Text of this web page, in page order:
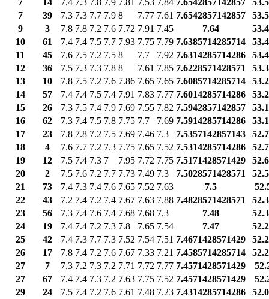
7
39 7.3 7.3 7.7 7.9 8 7.77 7.61 7.6542857142857
9
3 7.8 7.8 7.2 7.6 7.72 7.91 7.45 7.64
10
61 7.4 7.4 7.5 7.7 7.93 7.75 7.79 7.6385714285714
11
45 7.6 7.5 7.2 7.5 8 7.7 7.92 7.6314285714286
12
36 7.5 7.3 7.3 7.8 8 7.61 7.85 7.6228571428571
13
10 7.8 7.5 7.2 7.6 7.86 7.65 7.65 7.6085714285714
14
57 7.4 7.4 7.5 7.4 7.91 7.83 7.77 7.6014285714286
15
26 7.3 7.5 7.4 7.9 7.69 7.55 7.82 7.5942857142857
16
62 7.3 7.4 7.5 7.8 7.75 7.7 7.69 7.5914285714286
17
23 7.8 7.8 7.2 7.5 7.69 7.46 7.3 7.5357142857143
18
4 7.6 7.7 7.2 7.3 7.75 7.65 7.52 7.5314285714286
19
12 7.5 7.4 7.3 7 7.95 7.72 7.75 7.5171428571429
20
2 7.5 7.6 7.2 7.7 7.73 7.49 7.3 7.5028571428571
21
73 7.4 7.3 7.4 7.6 7.65 7.52 7.63 7.5
22
43 7.2 7.4 7.2 7.4 7.67 7.63 7.88 7.4828571428571
23
56 7.3 7.4 7.6 7.4 7.68 7.68 7.3 7.48
24
19 7.4 7.4 7.2 7.3 7.8 7.65 7.54 7.47
25
42 7.4 7.3 7.7 7.3 7.52 7.54 7.51 7.4671428571429
26
17 7.8 7.4 7.2 7.6 7.67 7.33 7.21 7.4585714285714
27
7 7.3 7.2 7.3 7.2 7.71 7.72 7.77 7.4571428571429
27
67 7.4 7.4 7.3 7.2 7.63 7.75 7.52 7.4571428571429
29
24 7.5 7.4 7.2 7.6 7.61 7.48 7.23 7.4314285714286